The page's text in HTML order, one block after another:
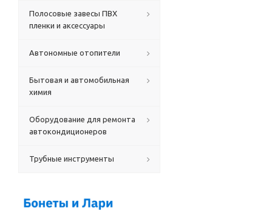
Полосовые завесы ПВХ
пленки и аксессуары
Автономные отопители
Бытовая и автомобильная
химия
Оборудование для ремонта
автокондиционеров
Трубные инструменты